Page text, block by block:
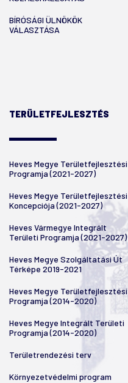
BÍRÓSÁGI ÜLNÖKÖK
VÁLASZTÁSA
TERÜLETFEJLESZTÉS
Heves Megye Területfejlesztési
Programja (2021-2027)
Heves Megye Területfejlesztési
Koncepciója (2021-2027)
Heves Vármegye Integrált
Területi Programja (2021-2027)
Heves Megye Szolgáltatási Út
Térképe 2019-2021
Heves Megye Területfejlesztési
Programja (2014-2020)
Heves Megye Integrált Területi
Programja (2014-2020)
Területrendezési terv
Környezetvédelmi program